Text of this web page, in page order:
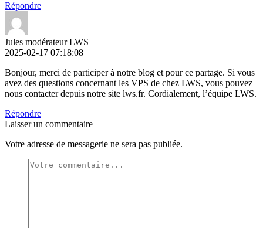
Répondre
Jules modérateur LWS
2025-02-17 07:18:08
Bonjour, merci de participer à notre blog et pour ce partage. Si vous
avez des questions concernant les VPS de chez LWS, vous pouvez
nous contacter depuis notre site lws.fr. Cordialement, l’équipe LWS.
Répondre
Laisser un commentaire
Votre adresse de messagerie ne sera pas publiée.